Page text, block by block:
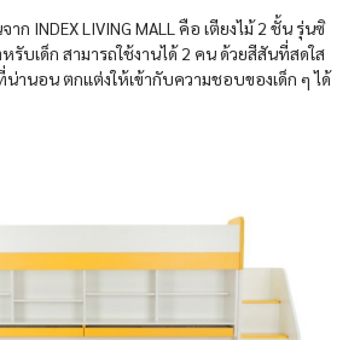
ก INDEX LIVING MALL คือ เตียงไม้ 2 ชั้น รุ่นซิ
รับเด็ก สามารถใช้งานได้ 2 คน ด้วยสีสันที่สดใส
น่านอน ตกแต่งให้เข้ากับความชอบของเด็ก ๆ ได้